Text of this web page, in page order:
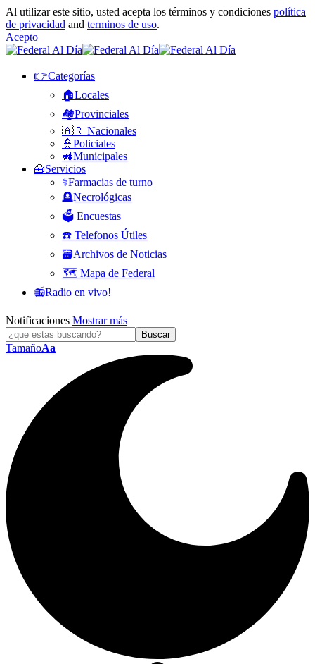
Al utilizar este sitio, usted acepta los términos y condiciones política
de privacidad and terminos de uso.
Acepto
👉Categorías
🏠Locales
🏘️Provinciales
🇦🇷 Nacionales
👮Policiales
🚜Municipales
🧰Servicios
⚕️Farmacias de turno
🪦Necrológicas
🗳️ Encuestas
☎️ Telefonos Útiles
🗃️Archivos de Noticias
🗺️ Mapa de Federal
📻Radio en vivo!
Notificaciones Mostrar más
TamañoAa